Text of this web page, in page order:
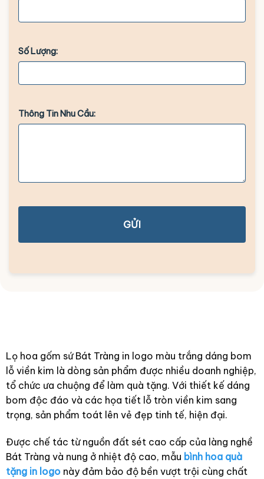
Số Lượng:
Thông Tin Nhu Cầu:
GỬI
Lọ hoa gốm sứ Bát Tràng in logo màu trắng dáng bom
lỗ viền kim là dòng sản phẩm được nhiều doanh nghiệp,
tổ chức ưa chuộng để làm quà tặng. Với thiết kế dáng
bom độc đáo và các họa tiết lỗ tròn viền kim sang
trọng, sản phẩm toát lên vẻ đẹp tinh tế, hiện đại.
Được chế tác từ nguồn đất sét cao cấp của làng nghề
Bát Tràng và nung ở nhiệt độ cao, mẫu bình hoa quà
tặng in logonày đảm bảo độ bền vượt trội cùng chất